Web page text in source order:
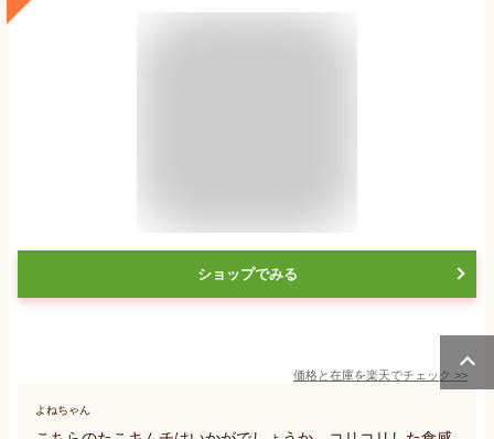
ショップでみる
価格と在庫を楽天でチェック >>
よねちゃん